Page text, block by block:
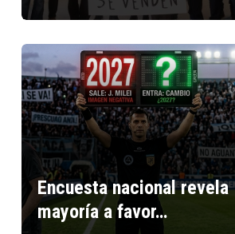
Encuesta nacional revela
mayoría a favor…